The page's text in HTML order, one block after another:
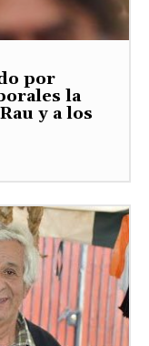
por
la
y a los